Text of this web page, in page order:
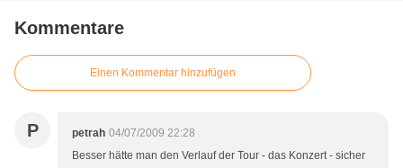
Kommentare
Einen Kommentar hinzufügen
P petrah 04/07/2009 22:28
Besser hätte man den Verlauf der Tour - das Konzert - sicher